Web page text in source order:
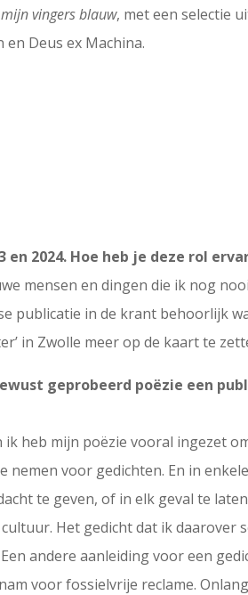
vingers blauw, met een selectie
Deus ex Machina.
en 2024. Hoe heb je deze rol
mensen en dingen die ik nog
publicatie in de krant behoorlijk
in Zwolle meer op de kaart te
geprobeerd poëzie een
heb mijn poëzie vooral ingezet
nemen voor gedichten. En in
te geven, of in elk geval te
Het gedicht dat ik
andere aanleiding voor een
voor fossielvrije reclame.